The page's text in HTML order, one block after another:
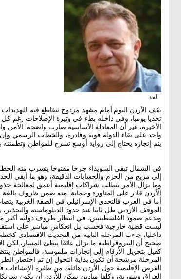
الغد
يقف الأردن اليوم أمام مشهد مزدوج تتقاطع فيه
تحديا يوميا، وفي داخله بطء في وتيرة الإصلاحات
الأخيرة، غير أن المعادلة الأساسية صارت واضحة: الأمن
واحد على بقاء الدولة قوية وقادرة، والخطاب الرسمي وإن
يتم إنجازه يحتاج إلى رواية أوسع تشرح للمواطن وتطمئنه
في الشمال تبقى السويداء جرحا مفتوحا يتسرب منه
إلى مزيج من الحزم والحسابات الدقيقة، وهو ما أبقى
وما يزال الأمر يتطلب شراكات إقليمية أعمق لمعالجة
الأردن قادر على المناورة وحماية أمنه ضمن ظروف بالغة
أما في الغرب فالتحدي الإسرائيلي في الضفة الغربية
الموقف الأردني ظل ثابتا عند حدود الدبلوماسية
ويدعم صمود الفلسطينيين، في انتظار ظروف دولية أكثر
ليست قضية خارجية فحسب بل انعكاس مباشر على
داخليا، جاءت المرحلة الثانية من التحديث الاقتصادي
صحيح أن البيروقراطية ما تزال عائقا يبطئ المسار، لكن
كفيل بتحويل الأرقام إلى إنجازات ملموسة، فالمواطن
المرحلة مرشحة أن تكون بداية التحول إن تم اختصار
الفرص الإقليمية حول الأردن هائلة، من طفرة الإنشاءات
العراق وسورية، وكلها ميادين يمكن للأردن أن يكون